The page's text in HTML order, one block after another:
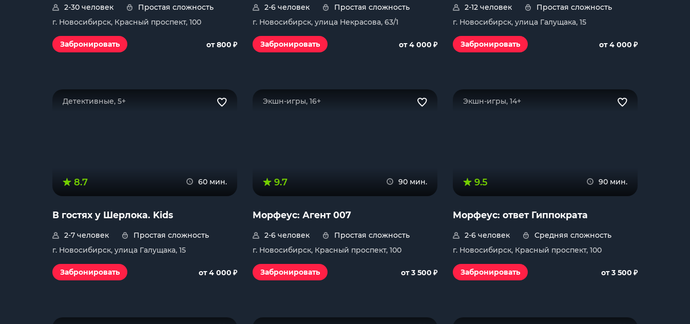
2-30 человек
Простая сложность
г. Новосибирск, Красный проспект, 100
Забронировать от 800 ₽
2-6 человек
Простая сложность
г. Новосибирск, улица Некрасова, 63/1
Забронировать от 4 000 ₽
2-12 человек
Простая сложность
г. Новосибирск, улица Галущака, 15
Забронировать от 4 000 ₽
Детективные, 5+
8.7 60 мин.
В гостях у Шерлока. Kids
2-7 человек
Простая сложность
г. Новосибирск, улица Галущака, 15
Забронировать от 4 000 ₽
Экшн-игры, 16+
9.7 90 мин.
Морфеус: Агент 007
2-6 человек
Простая сложность
г. Новосибирск, Красный проспект, 100
Забронировать от 3 500 ₽
Экшн-игры, 14+
9.5 90 мин.
Морфеус: ответ Гиппократа
2-6 человек
Средняя сложность
г. Новосибирск, Красный проспект, 100
Забронировать от 3 500 ₽